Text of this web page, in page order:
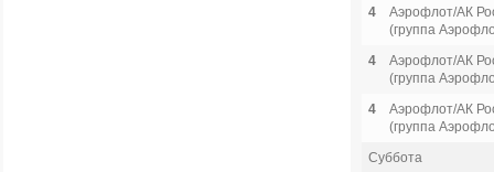
4
Аэрофлот/АК
(группа
4
Аэрофлот/АК
(группа
4
Аэрофлот/АК
(группа
Суббота